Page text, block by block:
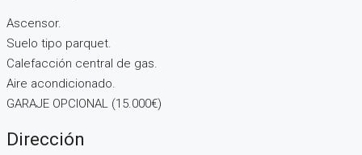
Ascensor.
Suelo tipo parquet.
Calefacción central de gas.
Aire acondicionado.
GARAJE OPCIONAL (15.000€)
Dirección